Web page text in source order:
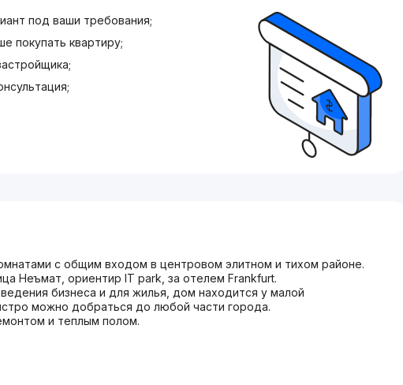
под ваши требования;
покупать квартиру;
с общим входом в центровом элитном и тихом районе.
Неъмат, ориентир IT park, за отелем Frankfurt.
бизнеса и для жилья, дом находится у малой
можно добраться до любой части города.
и теплым полом.
или жилье.